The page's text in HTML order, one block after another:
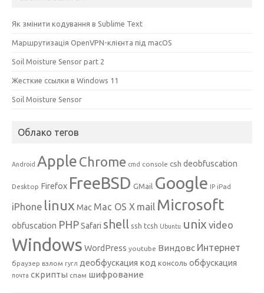
Як змінити кодування в Sublime Text
Маршрутизація OpenVPN-клієнта під macOS
Soil Moisture Sensor part 2
Жесткие ссылки в Windows 11
Soil Moisture Sensor
Облако тегов
Android Apple Chrome cmd console csh deobfuscation
Desktop Firefox FreeBSD GMail Google IP iPad
iPhone linux Mac Mac OS X mail Microsoft
obfuscation PHPSafari shell ssh tcsh Ubuntu unix video
Windows WordPress youtube Виндовс Интернет
браузер взлом гугл деобфускация код консоль обфускация
почта скрипты спам шифрование